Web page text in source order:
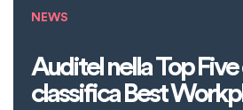
NEWS
Auditel nella Top Five
classifica Best